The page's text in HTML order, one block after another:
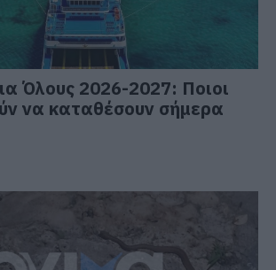
Όλους 2026-2027: Ποιοι
να καταθέσουν σήμερα